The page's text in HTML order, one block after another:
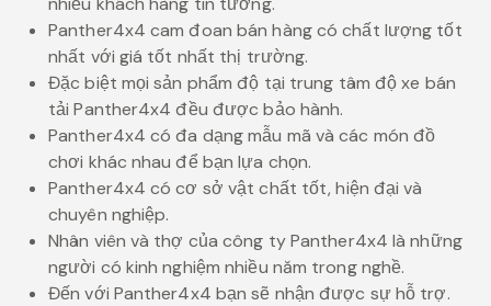
Panther4x4 cam đoan bán hàng có chất lượng tốt
nhất với giá tốt nhất thị trường.
Đặc biệt mọi sản phẩm độ tại trung tâm độ xe bán
tải Panther4x4 đều được bảo hành.
Panther4x4 có đa dạng mẫu mã và các món đồ
chơi khác nhau để bạn lựa chọn.
Panther4x4 có cơ sở vật chất tốt, hiện đại và
chuyên nghiệp.
Nhân viên và thợ của công ty Panther4x4 là những
người có kinh nghiệm nhiều năm trong nghề.
Đến với Panther4x4 bạn sẽ nhận được sự hỗ trợ.